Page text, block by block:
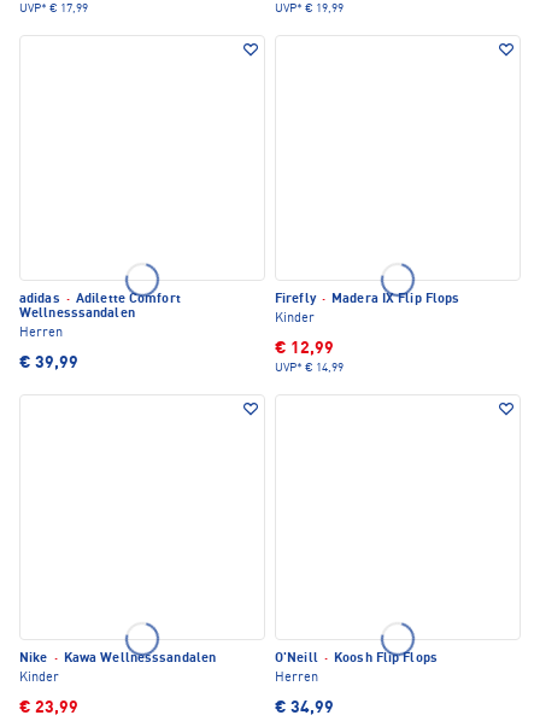
UVP* € 17,99 UVP* € 19,99
adidas · Adilette Comfort
Wellnesssandalen
Herren
€ 39,99
Firefly · Madera IX Flip Flops
Kinder
€ 12,99
UVP* € 14,99
Nike · Kawa Wellnesssandalen
Kinder
€ 23,99
O'Neill · Koosh Flip Flops
Herren
€ 34,99